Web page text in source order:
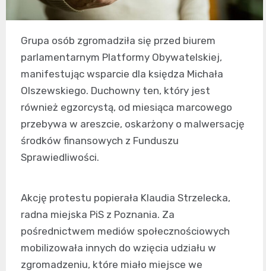
Grupa osób zgromadziła się przed biurem
parlamentarnym Platformy Obywatelskiej,
manifestując wsparcie dla księdza Michała
Olszewskiego. Duchowny ten, który jest
również egzorcystą, od miesiąca marcowego
przebywa w areszcie, oskarżony o malwersację
środków finansowych z Funduszu
Sprawiedliwości.
Akcję protestu popierała Klaudia Strzelecka,
radna miejska PiS z Poznania. Za
pośrednictwem mediów społecznościowych
mobilizowała innych do wzięcia udziału w
zgromadzeniu, które miało miejsce we